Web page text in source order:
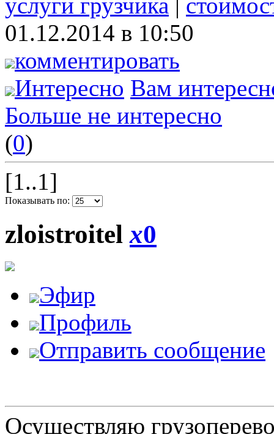
услуги грузчика
01.12.2014 в 10:50
комментировать
Интересно Вам
Больше не интересно
(0)
[1..1]
Показывать по:
zloistroitelx0
Эфир
Профиль
Отправить сообщение
Осуществляю